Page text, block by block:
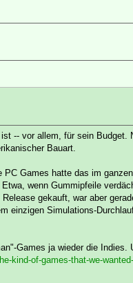
-- vor allem, für sein Budget.
Bauart.
Games hatte das im
wenn Gummipfeile
gekauft, war aber
einzigen Simulations-
Games ja wieder die Indies.
kind-of-games-that-we-